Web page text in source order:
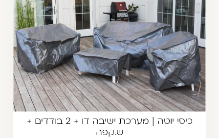
כיסי יוטה | מערכת ישיבה דו + 2 בודדים +
ש.קפה